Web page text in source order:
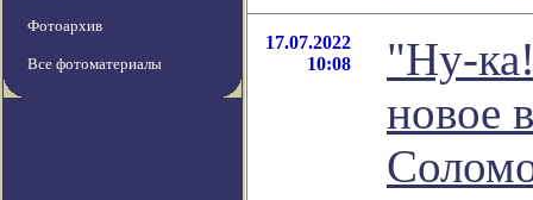
Фотоархив
Все фотоматериалы
17.07.2022
10:08
"Ну-
новое